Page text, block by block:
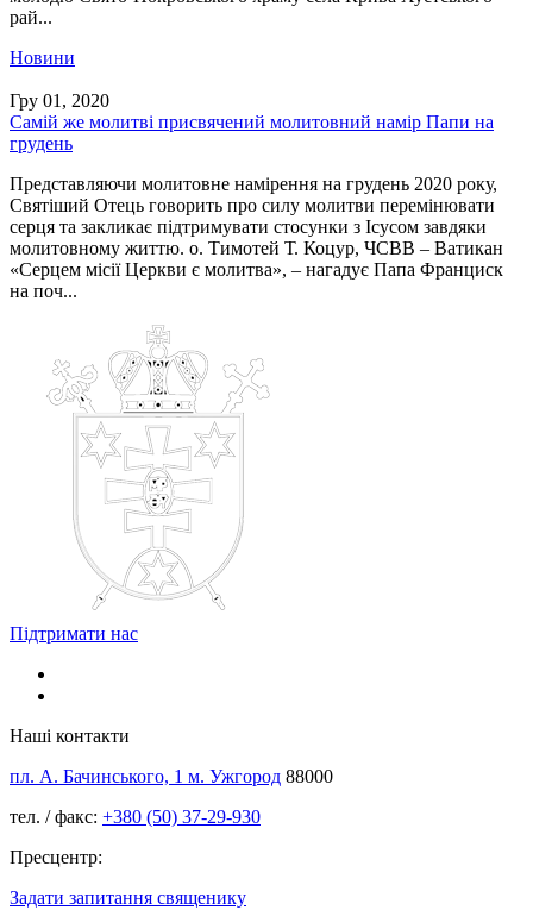
рай...
Новини
Гру 01, 2020
Самій же молитві присвячений молитовний намір Папи на
грудень
Представляючи молитовне намірення на грудень 2020 року,
Святіший Отець говорить про силу молитви перемінювати
серця та закликає підтримувати стосунки з Ісусом завдяки
молитовному життю. о. Тимотей Т. Коцур, ЧСВВ – Ватикан
«Серцем місії Церкви є молитва», – нагадує Папа Франциск
на поч...
Підтримати нас
Наші контакти
пл. А. Бачинського, 1 м. Ужгород 88000
тел. / факс: +380 (50) 37-29-930
Пресцентр:
Задати запитання священику